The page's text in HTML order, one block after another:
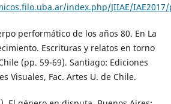
index.php/JIIAE/
performático de los años 80. En La
Escrituras y relatos en torno
(pp. 59-69). Santiago: Ediciones
Visuales, Fac. Artes U. de Chile.